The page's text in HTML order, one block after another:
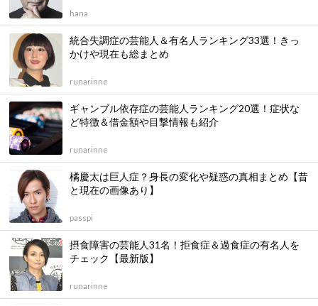
hana
統合失調症の芸能人＆有名人ランキング33選！きっ
かけや現在も総まとめ
runarinne
ギャンブル依存症の芸能人ランキング20選！症状な
ど特徴＆借金額や目撃情報も紹介
runarinne
橘慶太は巨人症？身長の変化や疑惑の真相まとめ【昔
と現在の画像あり】
passpi
摂食障害の芸能人31名！拒食症＆過食症の有名人を
チェック【最新版】
runarinne